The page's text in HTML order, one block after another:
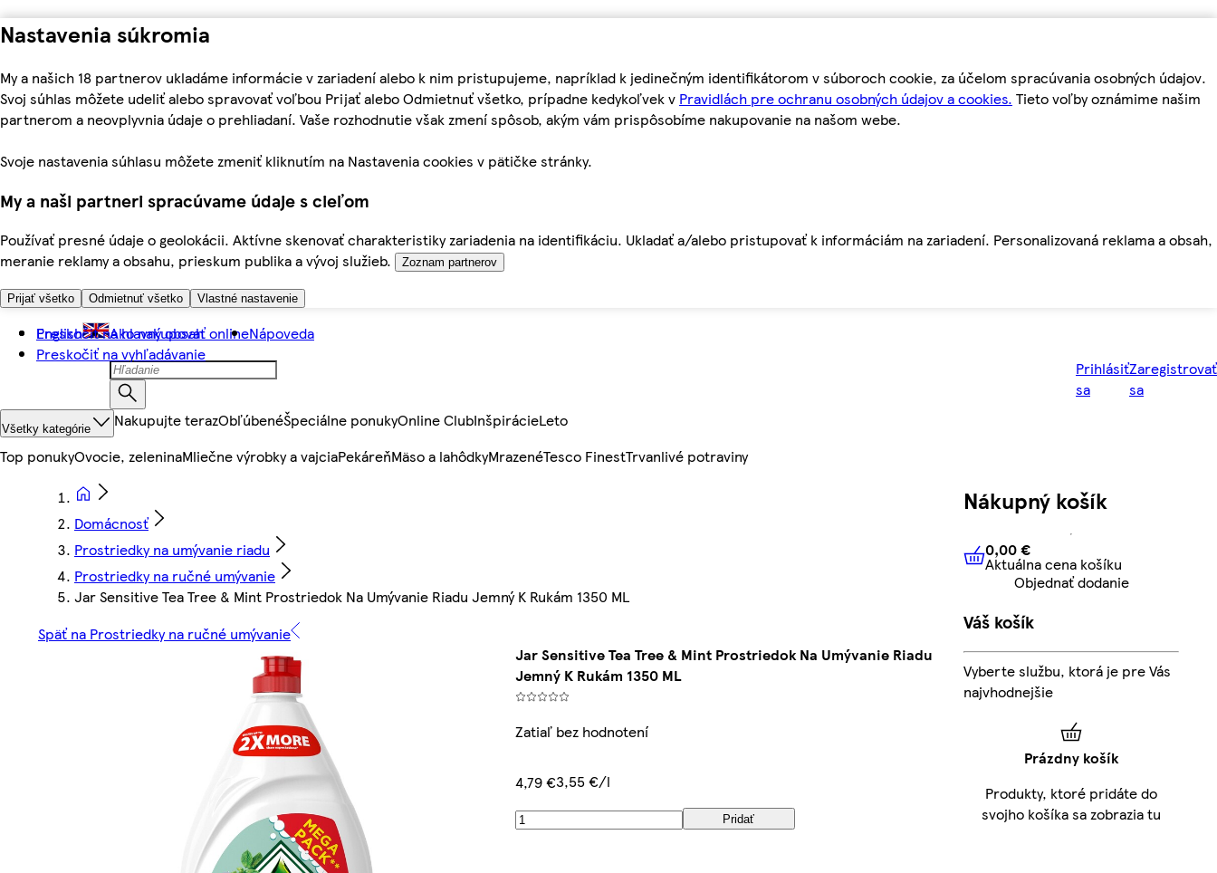
Nastavenia súkromia
My a našich 18 partnerov ukladáme informácie v zariadení alebo k nim pristupujeme, napríklad k jedinečným identifikátorom v súboroch cookie, za účelom spracúvania osobných údajov.
Svoj súhlas môžete udeliť alebo spravovať voľbou Prijať alebo Odmietnuť všetko, prípadne kedykoľvek v Pravidlách pre ochranu osobných údajov a cookies. Tieto voľby oznámime našim
partnerom a neovplyvnia údaje o prehliadaní. Vaše rozhodnutie však zmení spôsob, akým vám prispôsobíme nakupovanie na našom webe.
Svoje nastavenia súhlasu môžete zmeniť kliknutím na Nastavenia cookies v pätičke stránky.
My a naši partneri spracúvame údaje s cieľom
Používať presné údaje o geolokácii. Aktívne skenovať charakteristiky zariadenia na identifikáciu. Ukladať a/alebo pristupovať k informáciám na zariadení. Personalizovaná reklama a obsah,
meranie reklamy a obsahu, prieskum publika a vývoj služieb.
Zoznam partnerov
Prijať všetko Odmietnuť všetko Vlastné nastavenie
Preskočiť na hlavný obsah
Preskočiť na vyhľadávanie
English Ako nakupovať onlineNápoveda
Prihlásiť
sa
Zaregistrovať
sa
Všetky kategórie Nakupujte terazObľúbenéŠpeciálne ponukyOnline ClubInšpirácieLeto
Top ponukyOvocie, zeleninaMliečne výrobky a vajciaPekáreňMäso a lahôdkyMrazenéTesco FinestTrvanlivé potraviny
Domácnosť
Prostriedky na umývanie riadu
Prostriedky na ručné umývanie
Jar Sensitive Tea Tree & Mint Prostriedok Na Umývanie Riadu Jemný K Rukám 1350 ML
Späť na Prostriedky na ručné umývanie
Jar Sensitive Tea Tree & Mint Prostriedok Na Umývanie Riadu
Jemný K Rukám 1350 ML
Zatiaľ bez hodnotení
4,79 €3,55 €/l
Pridať
Nákupný košík
0,00 € Aktuálna cena košíku
0,00 €
Aktuálna cena košíku
Objednať dodanie
Váš košík
Vyberte službu, ktorá je pre Vás
najvhodnejšie
Prázdny košík
Produkty, ktoré pridáte do
svojho košíka sa zobrazia tu